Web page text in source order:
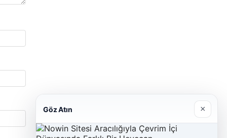
Göz Atın ×